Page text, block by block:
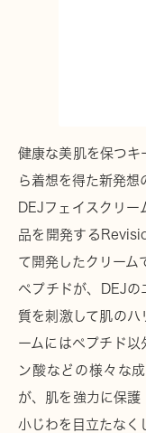
健康な美肌を保つキ
ら着想を得た新発想
DEJフェイスクリ
品を開発する
て開発したクリーム
ペプチドが、DEJの
質を刺激して肌のハ
ームにはペプチド以
ン酸などの様々な
が、肌を強力に保護
小じわを目立たなく